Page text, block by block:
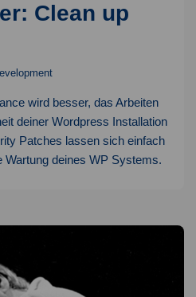
Clean up
wird besser, das Arbeiten
deiner Wordpress Installation
Patches lassen sich einfach
Wartung deines WP Systems.